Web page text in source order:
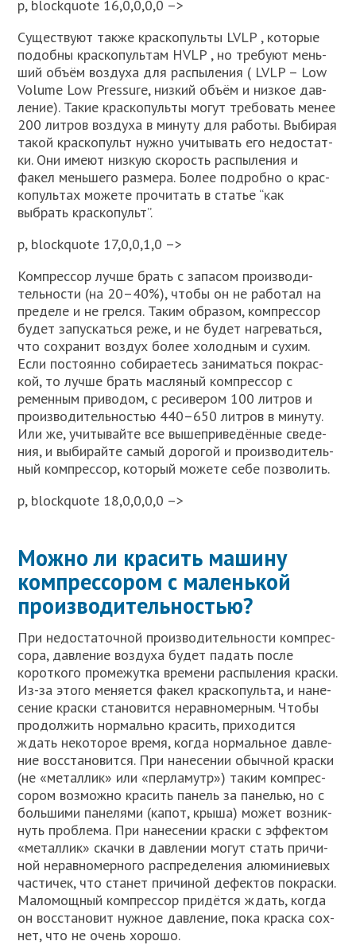
p, blockquote 16,0,0,0,0 –>
Суще­ству­ют так­же крас­ко­пуль­ты LVLP , кото­рые
подоб­ны крас­ко­пуль­там HVLP , но тре­бу­ют мень­
ший объ­ём воз­ду­ха для рас­пы­ле­ния ( LVLP – Low
Volume Low Pressure, низ­кий объ­ём и низ­кое дав­
ле­ние). Такие крас­ко­пуль­ты могут тре­бо­вать менее
200 лит­ров воз­ду­ха в мину­ту для рабо­ты. Выби­рая
такой крас­ко­пульт нуж­но учи­ты­вать его недо­стат­
ки. Они име­ют низ­кую ско­рость рас­пы­ле­ния и
факел мень­ше­го раз­ме­ра. Более подроб­но о крас­
ко­пуль­тах може­те про­чи­тать в ста­тье “как
выбрать крас­ко­пульт”.
p, blockquote 17,0,0,1,0 –>
Ком­прес­сор луч­ше брать с запа­сом про­из­во­ди­
тель­но­сти (на 20–40%), что­бы он не рабо­тал на
пре­де­ле и не грел­ся. Таким обра­зом, ком­прес­сор
будет запус­кать­ся реже, и не будет нагре­вать­ся,
что сохра­нит воз­дух более холод­ным и сухим.
Если посто­ян­но соби­ра­е­тесь зани­мать­ся покрас­
кой, то луч­ше брать мас­ля­ный ком­прес­сор с
ремен­ным при­во­дом, с реси­ве­ром 100 лит­ров и
про­из­во­ди­тель­но­стью 440–650 лит­ров в мину­ту.
Или же, учи­ты­вай­те все выше­при­ве­дён­ные све­де­
ния, и выби­рай­те самый доро­гой и про­из­во­ди­тель­
ный ком­прес­сор, кото­рый може­те себе поз­во­лить.
p, blockquote 18,0,0,0,0 –>
Можно ли красить машину
компрессором с маленькой
производительностью?
При недо­ста­точ­ной про­из­во­ди­тель­но­сти ком­прес­
со­ра, дав­ле­ние воз­ду­ха будет падать после
корот­ко­го про­ме­жут­ка вре­ме­ни рас­пы­ле­ния крас­ки.
Из-за это­го меня­ет­ся факел крас­ко­пуль­та, и нане­
се­ние крас­ки ста­но­вит­ся нерав­но­мер­ным. Что­бы
про­дол­жить нор­маль­но кра­сить, при­хо­дит­ся
ждать неко­то­рое вре­мя, когда нор­маль­ное дав­ле­
ние вос­ста­но­вит­ся. При нане­се­нии обыч­ной крас­ки
(не «метал­лик» или «пер­ла­мутр») таким ком­прес­
со­ром воз­мож­но кра­сить панель за пане­лью, но с
боль­ши­ми пане­ля­ми (капот, кры­ша) может воз­ник­
нуть про­бле­ма. При нане­се­нии крас­ки с эффек­том
«метал­лик» скач­ки в дав­ле­нии могут стать при­чи­
ной нерав­но­мер­но­го рас­пре­де­ле­ния алю­ми­ни­е­вых
части­чек, что ста­нет при­чи­ной дефек­тов покрас­ки.
Мало­мощ­ный ком­прес­сор при­дёт­ся ждать, когда
он вос­ста­но­вит нуж­ное дав­ле­ние, пока крас­ка сох­
нет, что не очень хоро­шо.